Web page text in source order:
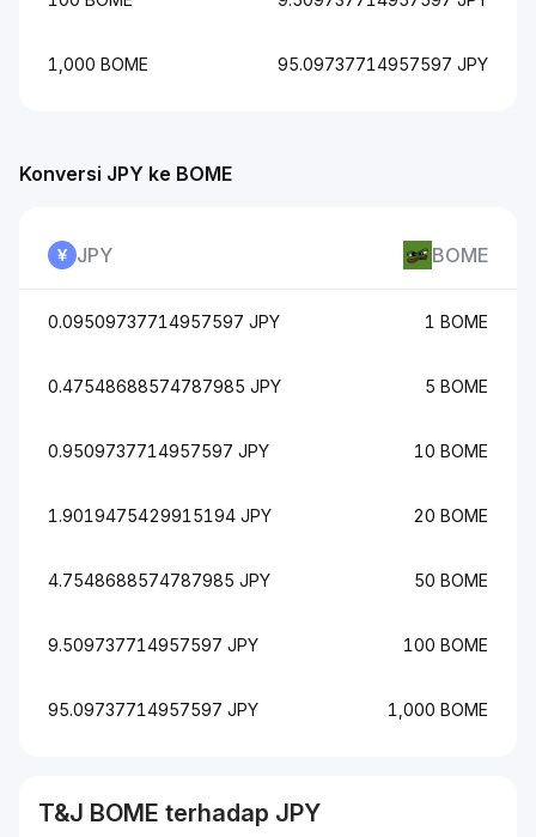
1,000 BOME 95.09737714957597 JPY
Konversi JPY ke BOME
JPY BOME
0.09509737714957597 JPY 1 BOME
0.47548688574787985 JPY 5 BOME
0.9509737714957597 JPY 10 BOME
1.9019475429915194 JPY 20 BOME
4.7548688574787985 JPY 50 BOME
9.509737714957597 JPY 100 BOME
95.09737714957597 JPY 1,000 BOME
T&J BOME terhadap JPY